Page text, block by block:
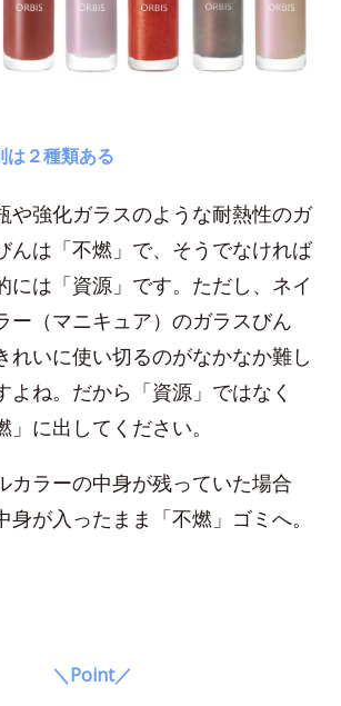
は２種類ある
や強化ガラスのような耐熱性のガ
んは「不燃」で、そうでなければ
には「資源」です。ただし、ネイ
ー（マニキュア）のガラスびん
れいに使い切るのがなかなか難し
よね。だから「資源」ではなく
」に出してください。
カラーの中身が残っていた場合
身が入ったまま「不燃」ゴミへ。
＼Point／